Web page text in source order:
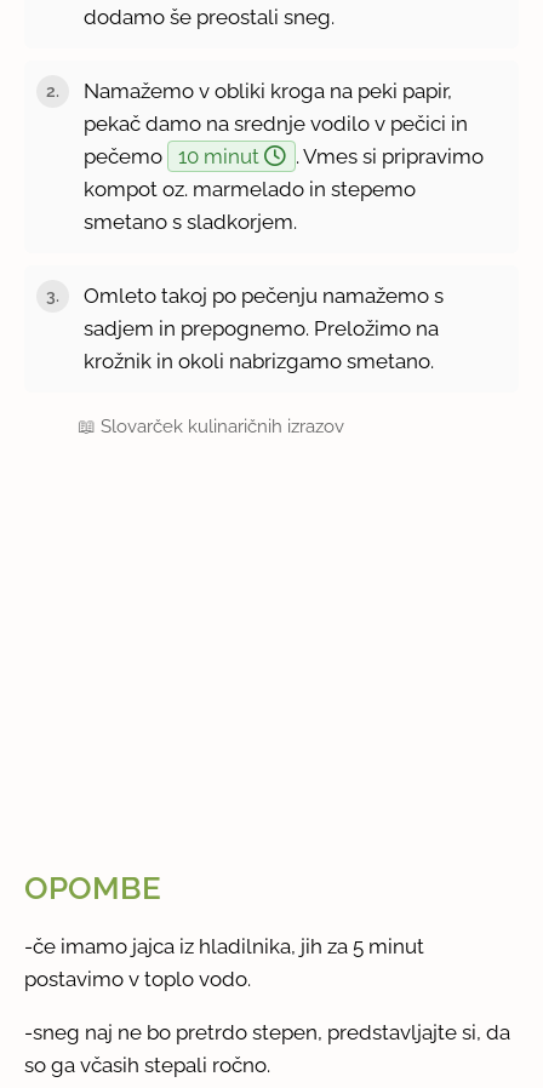
dodamo še preostali sneg.
Namažemo v obliki kroga na peki papir,
pekač damo na srednje vodilo v pečici in
pečemo
10 minut
. Vmes si pripravimo
kompot oz. marmelado in stepemo
smetano s sladkorjem.
Omleto takoj po pečenju namažemo s
sadjem in prepognemo. Preložimo na
krožnik in okoli nabrizgamo smetano.
📖Slovarček kulinaričnih izrazov
OPOMBE
-če imamo jajca iz hladilnika, jih za 5 minut
postavimo v toplo vodo.
-sneg naj ne bo pretrdo stepen, predstavljajte si, da
so ga včasih stepali ročno.